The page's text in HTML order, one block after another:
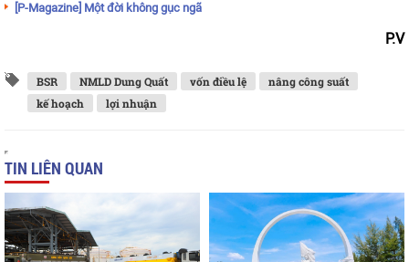
[P-Magazine] Một đời không gục ngã
P.V
BSR NMLD Dung Quất vốn điều lệ
nâng công suất
kế hoạch
lợi nhuận
TIN LIÊN QUAN